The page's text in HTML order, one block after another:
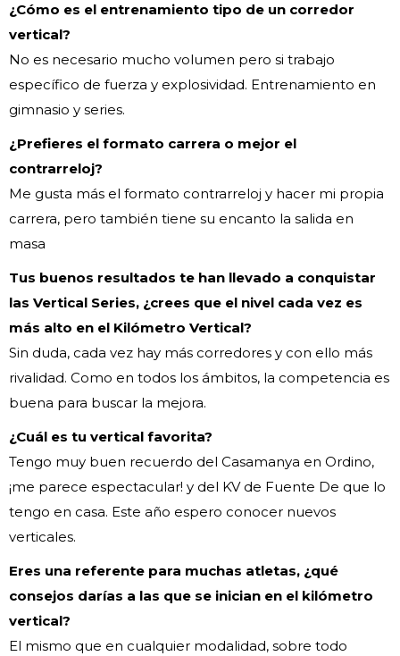
¿Cómo es el entrenamiento tipo de un corredor
vertical?
No es necesario mucho volumen pero si trabajo
específico de fuerza y explosividad. Entrenamiento en
gimnasio y series.
¿Prefieres el formato carrera o mejor el
contrarreloj?
Me gusta más el formato contrarreloj y hacer mi propia
carrera, pero también tiene su encanto la salida en
masa
Tus buenos resultados te han llevado a conquistar
las Vertical Series, ¿crees que el nivel cada vez es
más alto en el Kilómetro Vertical?
Sin duda, cada vez hay más corredores y con ello más
rivalidad. Como en todos los ámbitos, la competencia es
buena para buscar la mejora.
¿Cuál es tu vertical favorita?
Tengo muy buen recuerdo del Casamanya en Ordino,
¡me parece espectacular! y del KV de Fuente De que lo
tengo en casa. Este año espero conocer nuevos
verticales.
Eres una referente para muchas atletas, ¿qué
consejos darías a las que se inician en el kilómetro
vertical?
El mismo que en cualquier modalidad, sobre todo